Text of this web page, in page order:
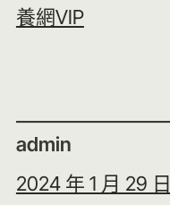
養網VIP
admin
2024 年 1 月 29 日